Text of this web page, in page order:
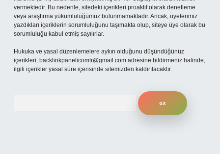
vermektedir. Bu nedenle, sitedeki içerikleri proaktif olarak denetleme
veya araştırma yükümlülüğümüz bulunmamaktadır. Ancak, üyelerimiz
yazdıkları içeriklerin sorumluluğunu taşımakta olup, siteye üye olarak bu
sorumluluğu kabul etmiş sayılırlar.
Hukuka ve yasal düzenlemelere aykırı olduğunu düşündüğünüz
içerikleri, backlinkpanelicomtr@gmail.com adresine bildirmeniz halinde,
ilgili içerikler yasal süre içerisinde sitemizden kaldırılacaktır.